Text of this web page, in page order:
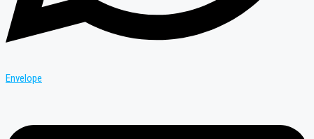
Envelope